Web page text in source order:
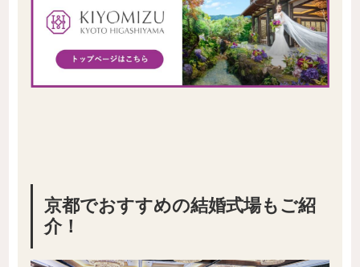
京都でおすすめの結婚式場もご紹
介！